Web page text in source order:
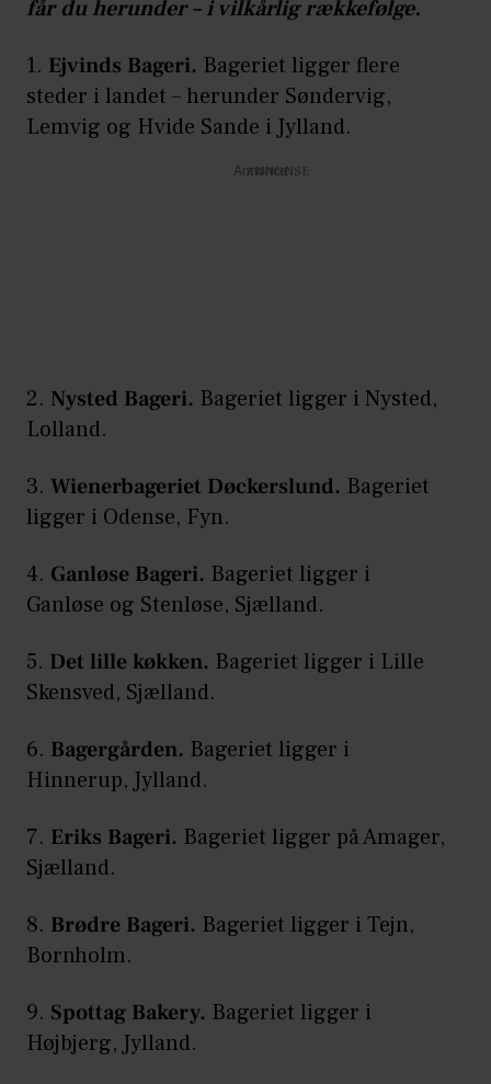
får du herunder – i vilkårlig rækkefølge.
1. Ejvinds Bageri. Bageriet ligger flere
steder i landet – herunder Søndervig,
Lemvig og Hvide Sande i Jylland.
Annonce
2. Nysted Bageri. Bageriet ligger i Nysted,
Lolland.
3. Wienerbageriet Døckerslund. Bageriet
ligger i Odense, Fyn.
4. Ganløse Bageri. Bageriet ligger i
Ganløse og Stenløse, Sjælland.
5. Det lille køkken. Bageriet ligger i Lille
Skensved, Sjælland.
6. Bagergården. Bageriet ligger i
Hinnerup, Jylland.
7. Eriks Bageri. Bageriet ligger på Amager,
Sjælland.
8. Brødre Bageri. Bageriet ligger i Tejn,
Bornholm.
9. Spottag Bakery. Bageriet ligger i
Højbjerg, Jylland.